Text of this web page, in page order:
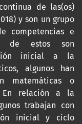
de las(os)
y son un grupo
competencias e
de estos son
inicial a la
algunos han
matemáticas o
En relación a la
trabajan con
inicial y ciclo